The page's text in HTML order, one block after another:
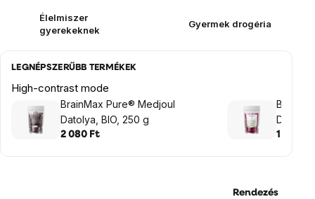
Élelmiszer
gyerekeknek
Gyermek drogéria
LEGNÉPSZERŰBB TERMÉKEK
High-contrast mode
BrainMax Pure® Medjoul
Datolya, BIO, 250 g
2 080 Ft
Dragon
Fruit,
1 595 Ft
Rendezés